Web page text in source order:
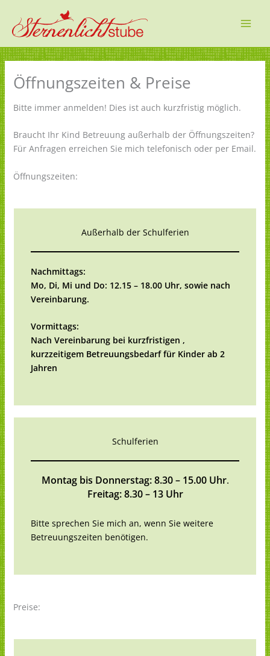
Inhalt
springen
Öffnungszeiten & Preise
Bitte immer anmelden! Dies ist auch kurzfristig möglich.
Braucht Ihr Kind Betreuung außerhalb der Öffnungszeiten?
Für Anfragen erreichen Sie mich telefonisch oder per Email.
Öffnungszeiten:
Außerhalb der Schulferien
Nachmittags:
Mo, Di, Mi und Do: 12.15 – 18.00 Uhr, sowie nach
Vereinbarung.
Vormittags:
Nach Vereinbarung bei kurzfristigen ,
kurzzeitigem Betreuungsbedarf für Kinder ab 2
Jahren
Schulferien
Montag bis Donnerstag: 8.30 – 15.00 Uhr.
Freitag: 8.30 – 13 Uhr
Bitte sprechen Sie mich an, wenn Sie weitere
Betreuungszeiten benötigen.
Preise: